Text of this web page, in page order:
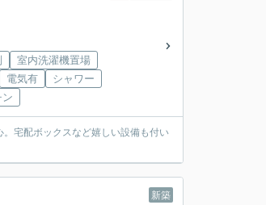
室内洗濯機置場
電気有
シャワー
宅配ボックスなど嬉しい設備も付い
新築